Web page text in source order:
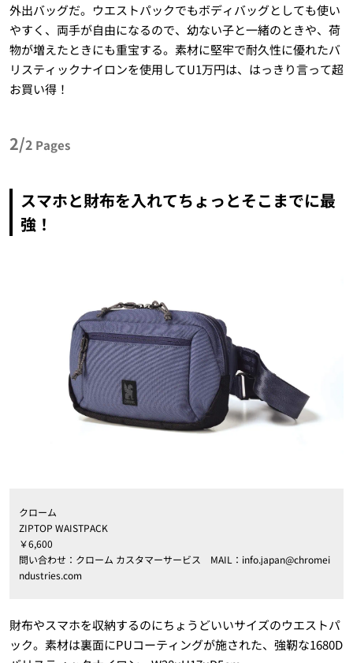
外出バッグだ。ウエストパックでもボディバッグとしても使い
やすく、両手が自由になるので、幼ない子と一緒のときや、荷
物が増えたときにも重宝する。素材に堅牢で耐久性に優れたバ
リスティックナイロンを使用してU1万円は、はっきり言って超
お買い得！
2/2 Pages
スマホと財布を入れてちょっとそこまでに最
強！
クローム
ZIPTOP WAISTPACK
￥6,600
問い合わせ：クローム カスタマーサービス MAIL：info.japan@chromei
ndustries.com
財布やスマホを収納するのにちょうどいいサイズのウエストパ
ック。素材は裏面にPUコーティングが施された、強靭な1680D